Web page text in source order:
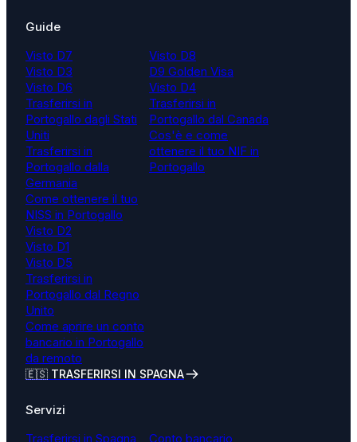
Guide
Visto D7
Visto D3
Visto D6
Trasferirsi in
Portogallo dagli Stati
Uniti
Trasferirsi in
Portogallo dalla
Germania
Come ottenere il tuo
NISS in Portogallo
Visto D8
D9 Golden Visa
Visto D4
Trasferirsi in
Portogallo dal Canada
Cos'è e come
ottenere il tuo NIF in
Portogallo
Visto D2
Visto D1
Visto D5
Trasferirsi in
Portogallo dal Regno
Unito
Come aprire un conto
bancario in Portogallo
da remoto
🇪🇸 TRASFERIRSI IN SPAGNA
Servizi
Trasferirsi in Spagna
Conto bancario